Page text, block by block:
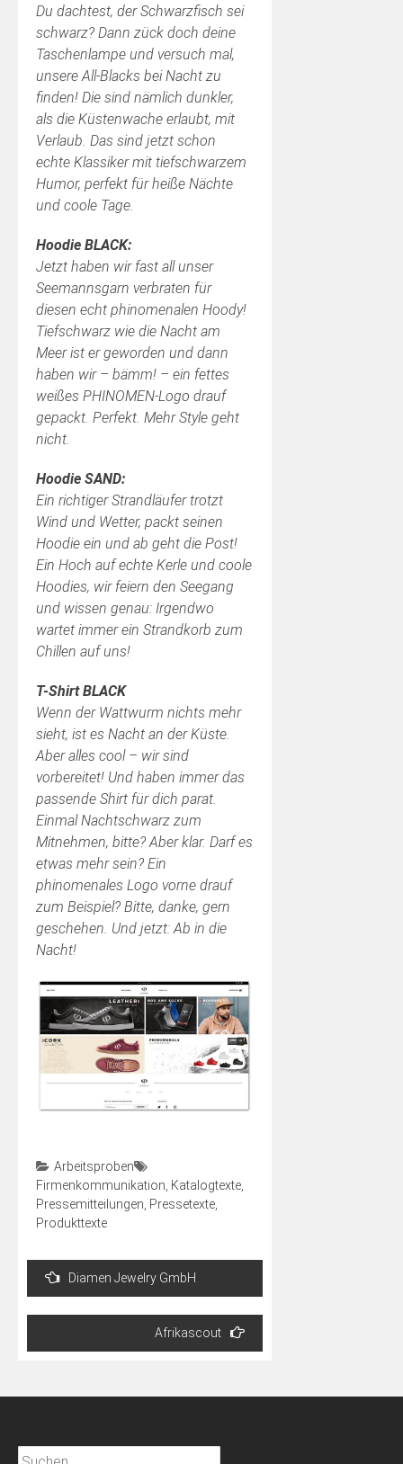
Du dachtest, der Schwarzfisch sei
schwarz? Dann zück doch deine
Taschenlampe und versuch mal,
unsere All-Blacks bei Nacht zu
finden! Die sind nämlich dunkler,
als die Küstenwache erlaubt, mit
Verlaub. Das sind jetzt schon
echte Klassiker mit tiefschwarzem
Humor, perfekt für heiße Nächte
und coole Tage.
Hoodie BLACK:
Jetzt haben wir fast all unser
Seemannsgarn verbraten für
diesen echt phinomenalen Hoody!
Tiefschwarz wie die Nacht am
Meer ist er geworden und dann
haben wir – bämm! – ein fettes
weißes PHINOMEN-Logo drauf
gepackt. Perfekt. Mehr Style geht
nicht.
Hoodie SAND:
Ein richtiger Strandläufer trotzt
Wind und Wetter, packt seinen
Hoodie ein und ab geht die Post!
Ein Hoch auf echte Kerle und coole
Hoodies, wir feiern den Seegang
und wissen genau: Irgendwo
wartet immer ein Strandkorb zum
Chillen auf uns!
T-Shirt BLACK
Wenn der Wattwurm nichts mehr
sieht, ist es Nacht an der Küste.
Aber alles cool – wir sind
vorbereitet! Und haben immer das
passende Shirt für dich parat.
Einmal Nachtschwarz zum
Mitnehmen, bitte? Aber klar. Darf es
etwas mehr sein? Ein
phinomenales Logo vorne drauf
zum Beispiel? Bitte, danke, gern
geschehen. Und jetzt: Ab in die
Nacht!
Arbeitsproben
Firmenkommunikation Katalogtexte
Pressemitteilungen Pressetexte
Produkttexte
Beitragsnavigation
Diamen Jewelry GmbH
Afrikascout
Suchen